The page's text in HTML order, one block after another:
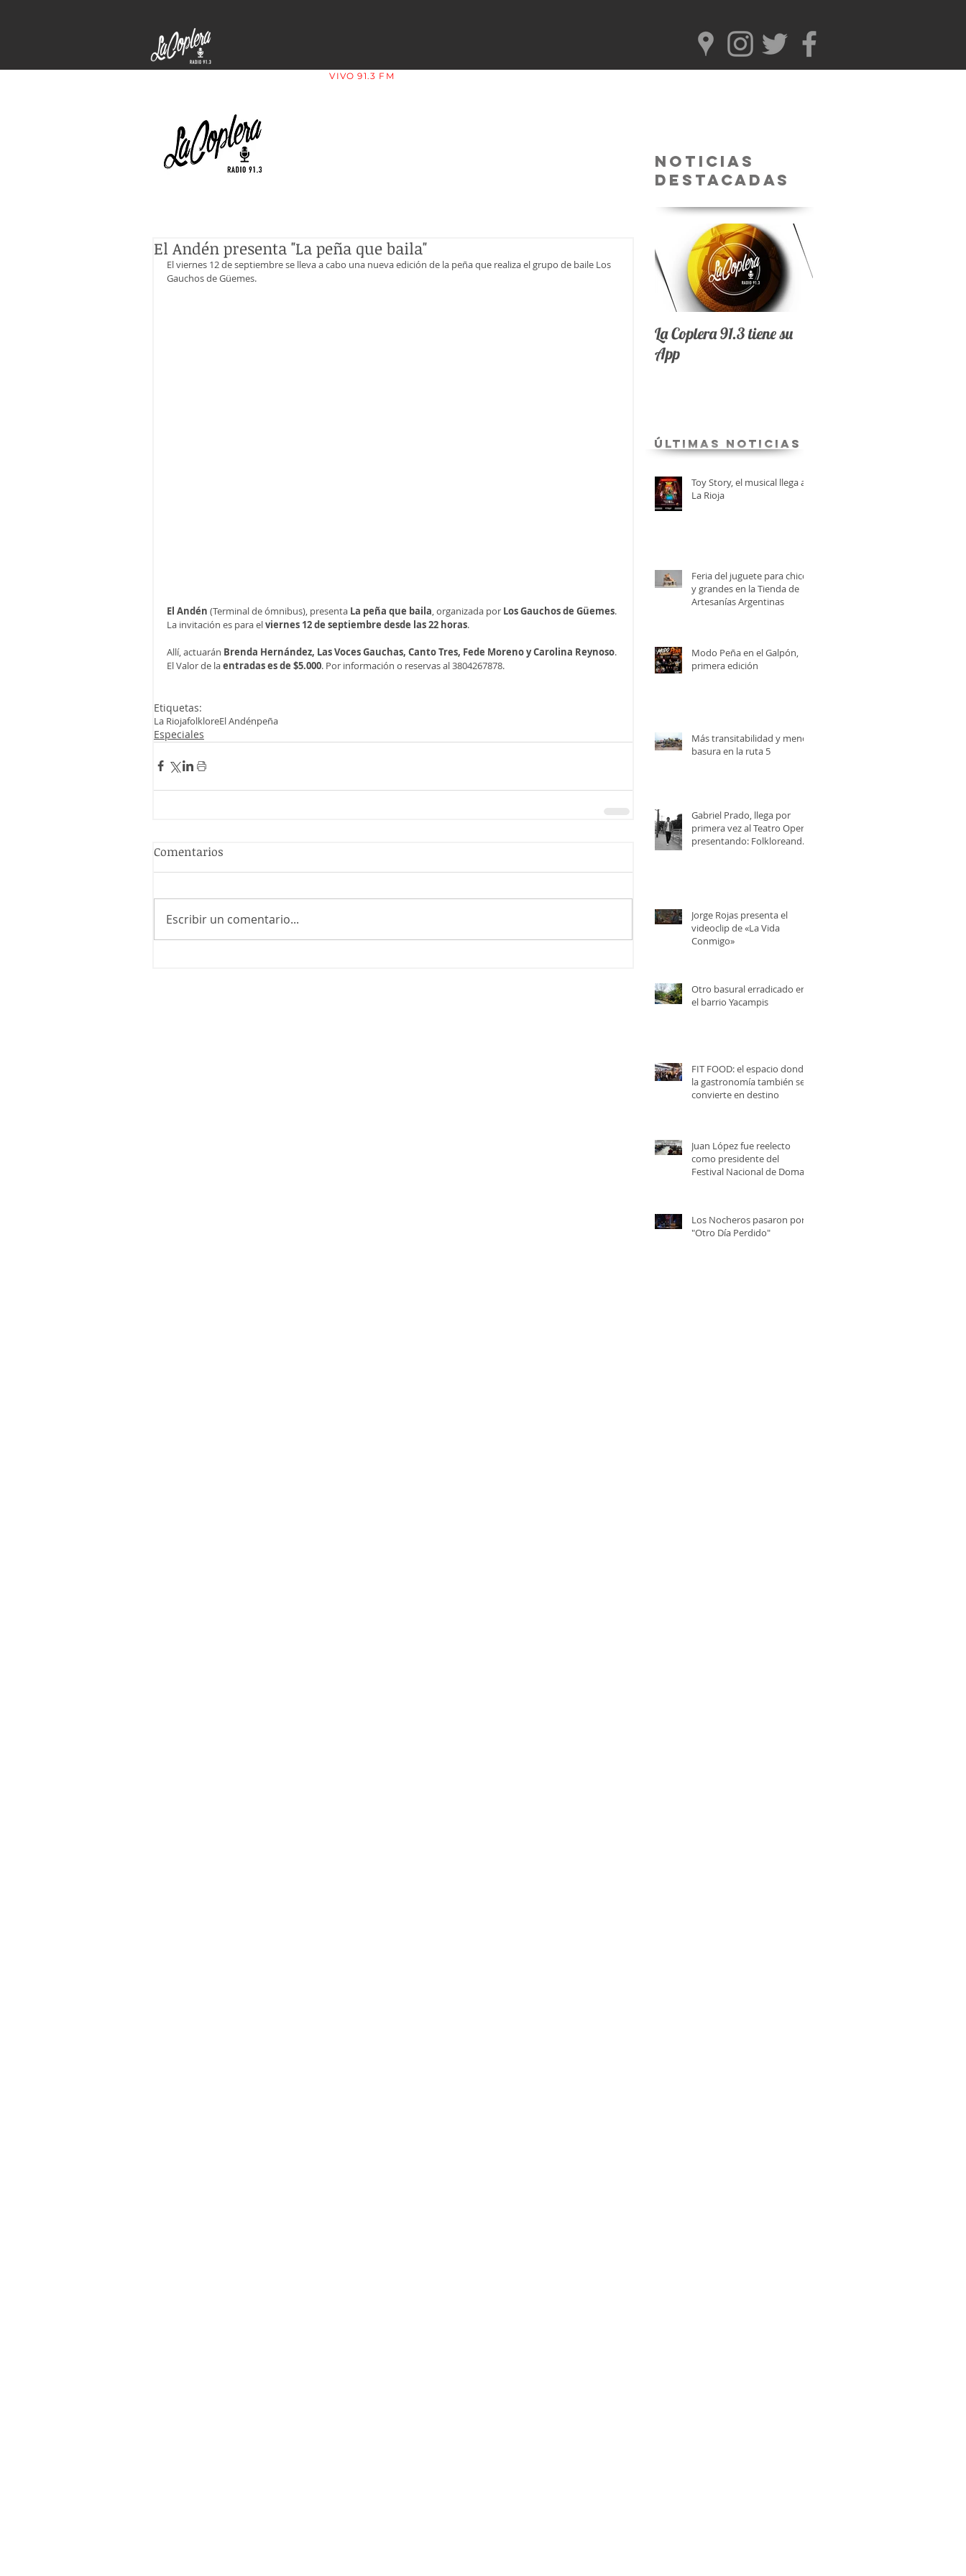
VIVO 91.3 FM
El Andén presenta "La peña que baila"
El viernes 12 de septiembre se lleva a cabo una nueva edición de la peña que realiza el grupo de baile Los
Gauchos de Güemes.
El Andén (Terminal de ómnibus), presenta La peña que baila, organizada por Los Gauchos de Güemes.
La invitación es para el viernes 12 de septiembre desde las 22 horas.
Allí, actuarán Brenda Hernández, Las Voces Gauchas, Canto Tres, Fede Moreno y Carolina Reynoso.
El Valor de la entradas es de $5.000. Por información o reservas al 3804267878.
Etiquetas:
La RiojafolkloreEl Andénpeña
Especiales
Comentarios
Escribir un comentario...
Noticias
Destacadas
La Coplera 91.3 tiene su
App
últimas Noticias
Toy Story, el musical llega a
La Rioja
Feria del juguete para chicos
y grandes en la Tienda de
Artesanías Argentinas
Modo Peña en el Galpón,
primera edición
Más transitabilidad y menos
basura en la ruta 5
Gabriel Prado, llega por
primera vez al Teatro Opera,
presentando: Folkloreando
Jorge Rojas presenta el
videoclip de «La Vida
Conmigo»
Otro basural erradicado en
el barrio Yacampis
FIT FOOD: el espacio donde
la gastronomía también se
convierte en destino
Juan López fue reelecto
como presidente del
Festival Nacional de Doma y
Los Nocheros pasaron por
"Otro Día Perdido"